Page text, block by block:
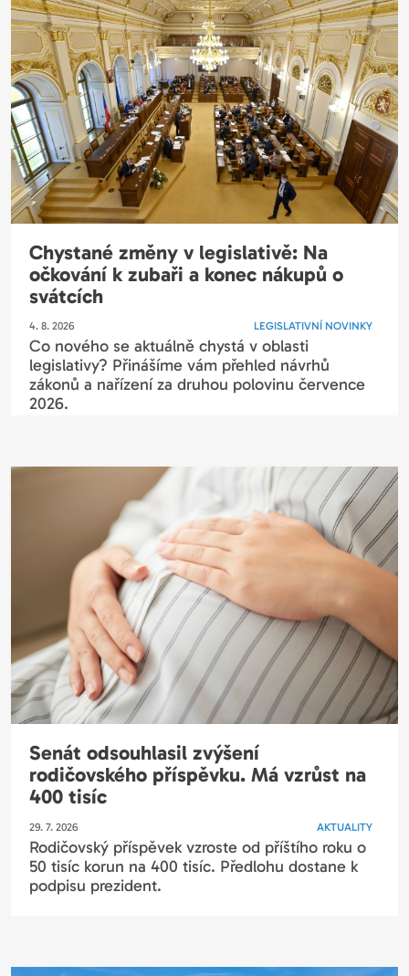
Chystané změny v legislativě: Na
očkování k zubaři a konec nákupů o
svátcích
4. 8. 2026 LEGISLATIVNÍ NOVINKY
Co nového se aktuálně chystá v oblasti
legislativy? Přinášíme vám přehled návrhů
zákonů a nařízení za druhou polovinu července
2026.
Senát odsouhlasil zvýšení
rodičovského příspěvku. Má vzrůst na
400 tisíc
29. 7. 2026 AKTUALITY
Rodičovský příspěvek vzroste od příštího roku o
50 tisíc korun na 400 tisíc. Předlohu dostane k
podpisu prezident.